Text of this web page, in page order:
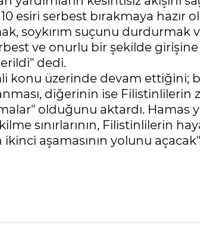
esiri serbest bırakmaya hazır
soykırım suçunu durdurmak
ve onurlu bir şekilde girişine
dedi.
konu üzerinde devam ettiğini;
diğerinin ise Filistinlilerin
olduğunu aktardı. Hamas
sınırlarının, Filistinlilerin
aşamasının yolunu